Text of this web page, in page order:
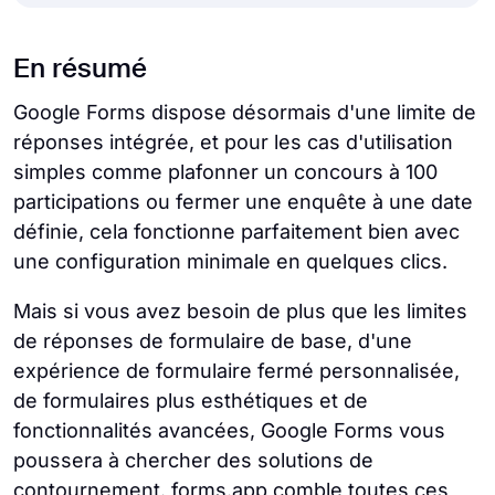
pour les soumissions anonymes ou les
répondants en dehors de l'écosystème
Google.
qu'une seule limite de réponse globale.
Vous ne pouvez pas définir des limites
individuelles par choix de réponse (par
exemple, "Session du matin : max 20" et
"Session de l'après-midi : max 20").
En résumé
Google Forms dispose désormais d'une limite de
réponses intégrée, et pour les cas d'utilisation
simples comme plafonner un concours à 100
participations ou fermer une enquête à une date
définie, cela fonctionne parfaitement bien avec
une configuration minimale en quelques clics.
Mais si vous avez besoin de plus que les limites
de réponses de formulaire de base, d'une
expérience de formulaire fermé personnalisée,
de formulaires plus esthétiques et de
fonctionnalités avancées, Google Forms vous
poussera à chercher des solutions de